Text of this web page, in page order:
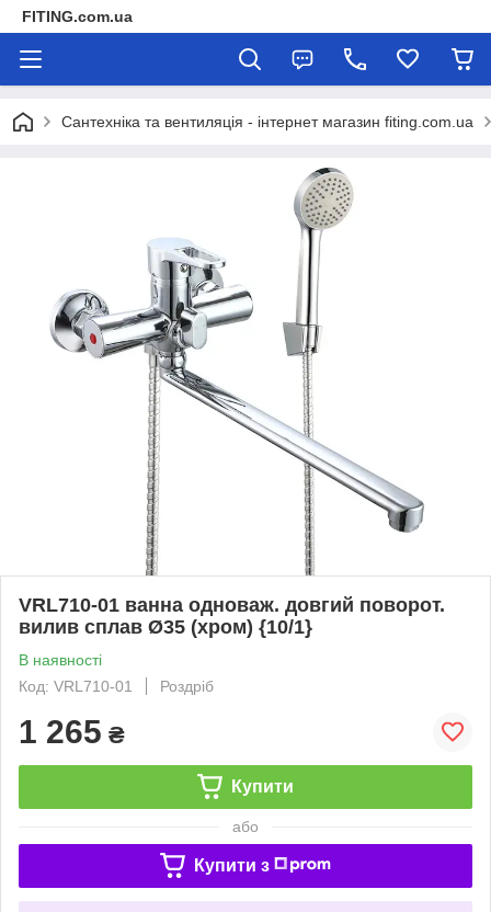
FITING.com.ua
Сантехніка та вентиляція - інтернет магазин fiting.com.ua
VRL710-01 ванна одноваж. довгий поворот.
вилив сплав Ø35 (хром) {10/1}
В наявності
Код: VRL710-01
Роздріб
1 265 ₴
Купити
або
Купити з